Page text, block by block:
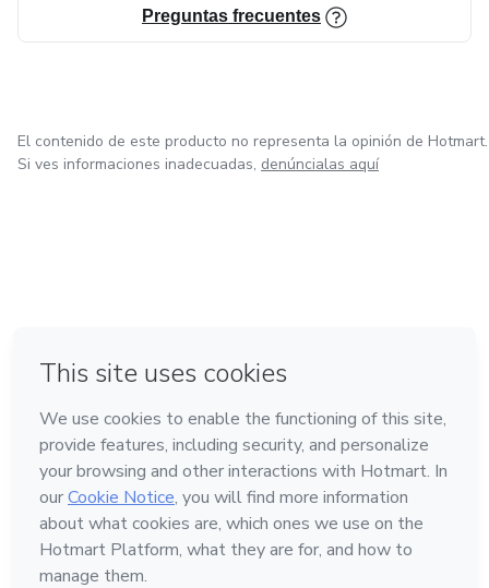
Preguntas frecuentes
El contenido de este producto no representa la opinión de Hotmart.
Si ves informaciones inadecuadas, denúncialas aquí
Hecho con❤ en Belo Horizonte
Conoce Hotmart
Idioma
Español